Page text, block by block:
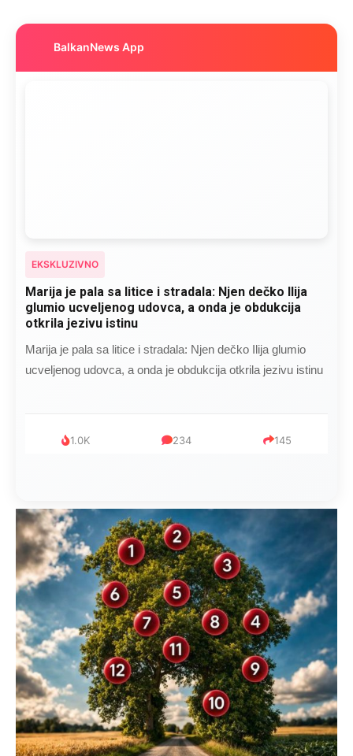
BalkanNews App
EKSKLUZIVNO
Marija je pala sa litice i stradala: Njen dečko Ilija
glumio ucveljenog udovca, a onda je obdukcija
otkrila jezivu istinu
Marija je pala sa litice i stradala: Njen dečko Ilija glumio
ucveljenog udovca, a onda je obdukcija otkrila jezivu istinu
1.0K 234 145